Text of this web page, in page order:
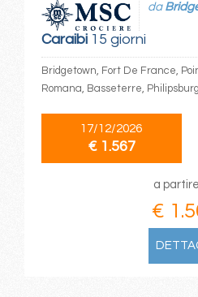
Caraibi15 giorni
da
Bridgetown, Fort De France,
Romana, Basseterre,
17/12/2026
€ 1.567
a
€